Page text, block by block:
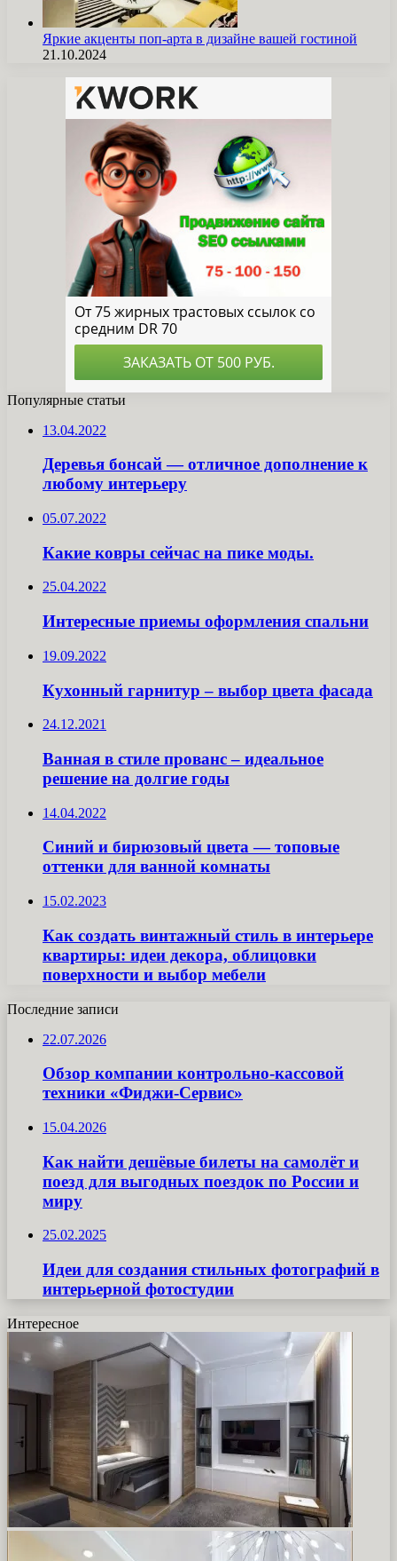
Яркие акценты поп-арта в дизайне вашей гостиной
21.10.2024
Популярные статьи
13.04.2022
Деревья бонсай — отличное дополнение к
любому интерьеру
05.07.2022
Какие ковры сейчас на пике моды.
25.04.2022
Интересные приемы оформления спальни
19.09.2022
Кухонный гарнитур – выбор цвета фасада
24.12.2021
Ванная в стиле прованс – идеальное
решение на долгие годы
14.04.2022
Синий и бирюзовый цвета — топовые
оттенки для ванной комнаты
15.02.2023
Как создать винтажный стиль в интерьере
квартиры: идеи декора, облицовки
поверхности и выбор мебели
Последние записи
22.07.2026
Обзор компании контрольно-кассовой
техники «Фиджи-Сервис»
15.04.2026
Как найти дешёвые билеты на самолёт и
поезд для выгодных поездок по России и
миру
25.02.2025
Идеи для создания стильных фотографий в
интерьерной фотостудии
Интересное